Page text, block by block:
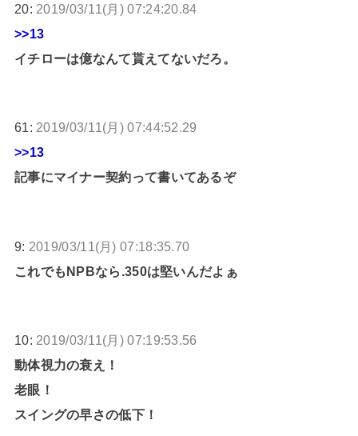
20: 2019/03/11(月) 07:24:20.84
>>13
イチローは億なんて貰えてないだろ。
61: 2019/03/11(月) 07:44:52.29
>>13
記事にマイナー契約って書いてあるぞ
9: 2019/03/11(月) 07:18:35.70
これでもNPBなら.350は堅いんだよぁ
10: 2019/03/11(月) 07:19:53.56
動体視力の衰え！
老眼！
スイングの早さの低下！